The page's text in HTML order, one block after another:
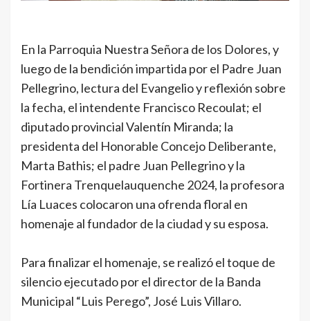
En la Parroquia Nuestra Señora de los Dolores, y
luego de la bendición impartida por el Padre Juan
Pellegrino, lectura del Evangelio y reflexión sobre
la fecha, el intendente Francisco Recoulat; el
diputado provincial Valentín Miranda; la
presidenta del Honorable Concejo Deliberante,
Marta Bathis; el padre Juan Pellegrino y la
Fortinera Trenquelauquenche 2024, la profesora
Lía Luaces colocaron una ofrenda floral en
homenaje al fundador de la ciudad y su esposa.
Para finalizar el homenaje, se realizó el toque de
silencio ejecutado por el director de la Banda
Municipal “Luis Perego”, José Luis Villaro.